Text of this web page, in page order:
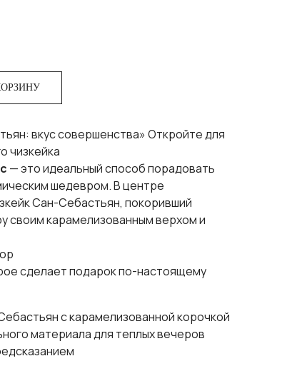
вкус совершенства» Откройте для
чизкейка
— это идеальный способ порадовать
шедевром. В центре
Сан-Себастьян, покоривший
своим карамелизованным верхом и
сделает подарок по-настоящему
с карамелизованной корочкой
материала для теплых вечеров